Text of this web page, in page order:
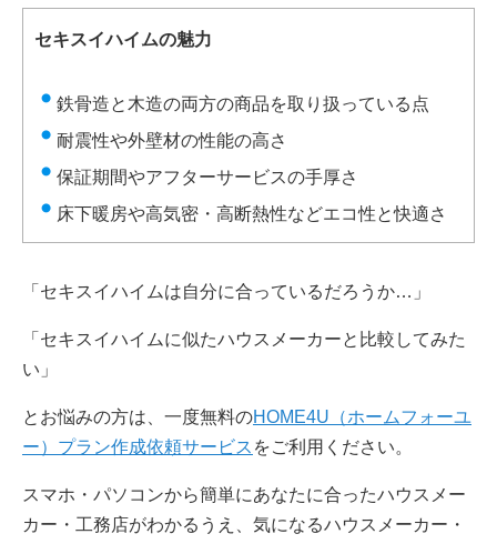
セキスイハイムの魅力
鉄骨造と木造の両方の商品を取り扱っている点
耐震性や外壁材の性能の高さ
保証期間やアフターサービスの手厚さ
床下暖房や高気密・高断熱性などエコ性と快適さ
「セキスイハイムは自分に合っているだろうか…」
「セキスイハイムに似たハウスメーカーと比較してみた
い」
とお悩みの方は、一度無料のHOME4U（ホームフォーユ
ー）プラン作成依頼サービス をご利用ください。
スマホ・パソコンから簡単にあなたに合ったハウスメー
カー・工務店がわかるうえ、気になるハウスメーカー・